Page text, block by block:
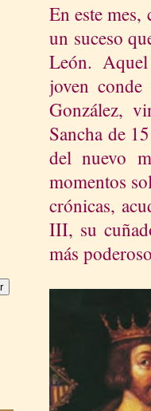
En este mes,
un suceso
León.
joven conde
González,
Sancha de
del nuevo
momentos
crónicas,
III, su
más